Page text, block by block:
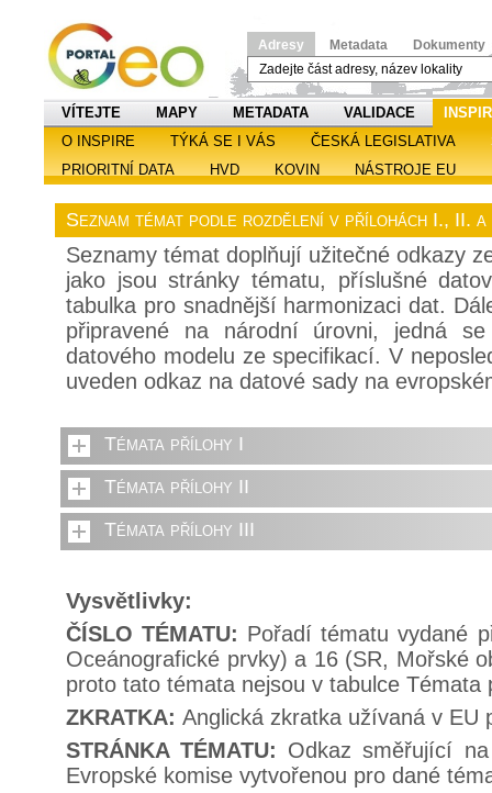
Adresy Metadata Dokumenty
VÍTEJTE MAPY METADATA VALIDACE
O INSPIRE
TÝKÁ SE I VÁS ČESKÁ LEGISLATIVA
PRIORITNÍ DATA
HVD KOVIN NÁSTROJE EU
Seznam témat podle rozdělení v přílohách I., II.
Seznamy témat doplňují užitečné odkazy
jako jsou stránky tématu, příslušné
tabulka pro snadnější harmonizaci dat.
připravené na národní úrovni, jedná
datového modelu ze specifikací. V
uveden odkaz na datové sady na
Témata přílohy I
Témata přílohy II
Témata přílohy III
Vysvětlivky:
ČÍSLO TÉMATU: Pořadí tématu vydané
Oceánografické prvky) a 16 (SR, Mořské
proto tato témata nejsou v tabulce Témata
ZKRATKA: Anglická zkratka užívaná v EU
STRÁNKA TÉMATU: Odkaz směřující
Evropské komise vytvořenou pro dané